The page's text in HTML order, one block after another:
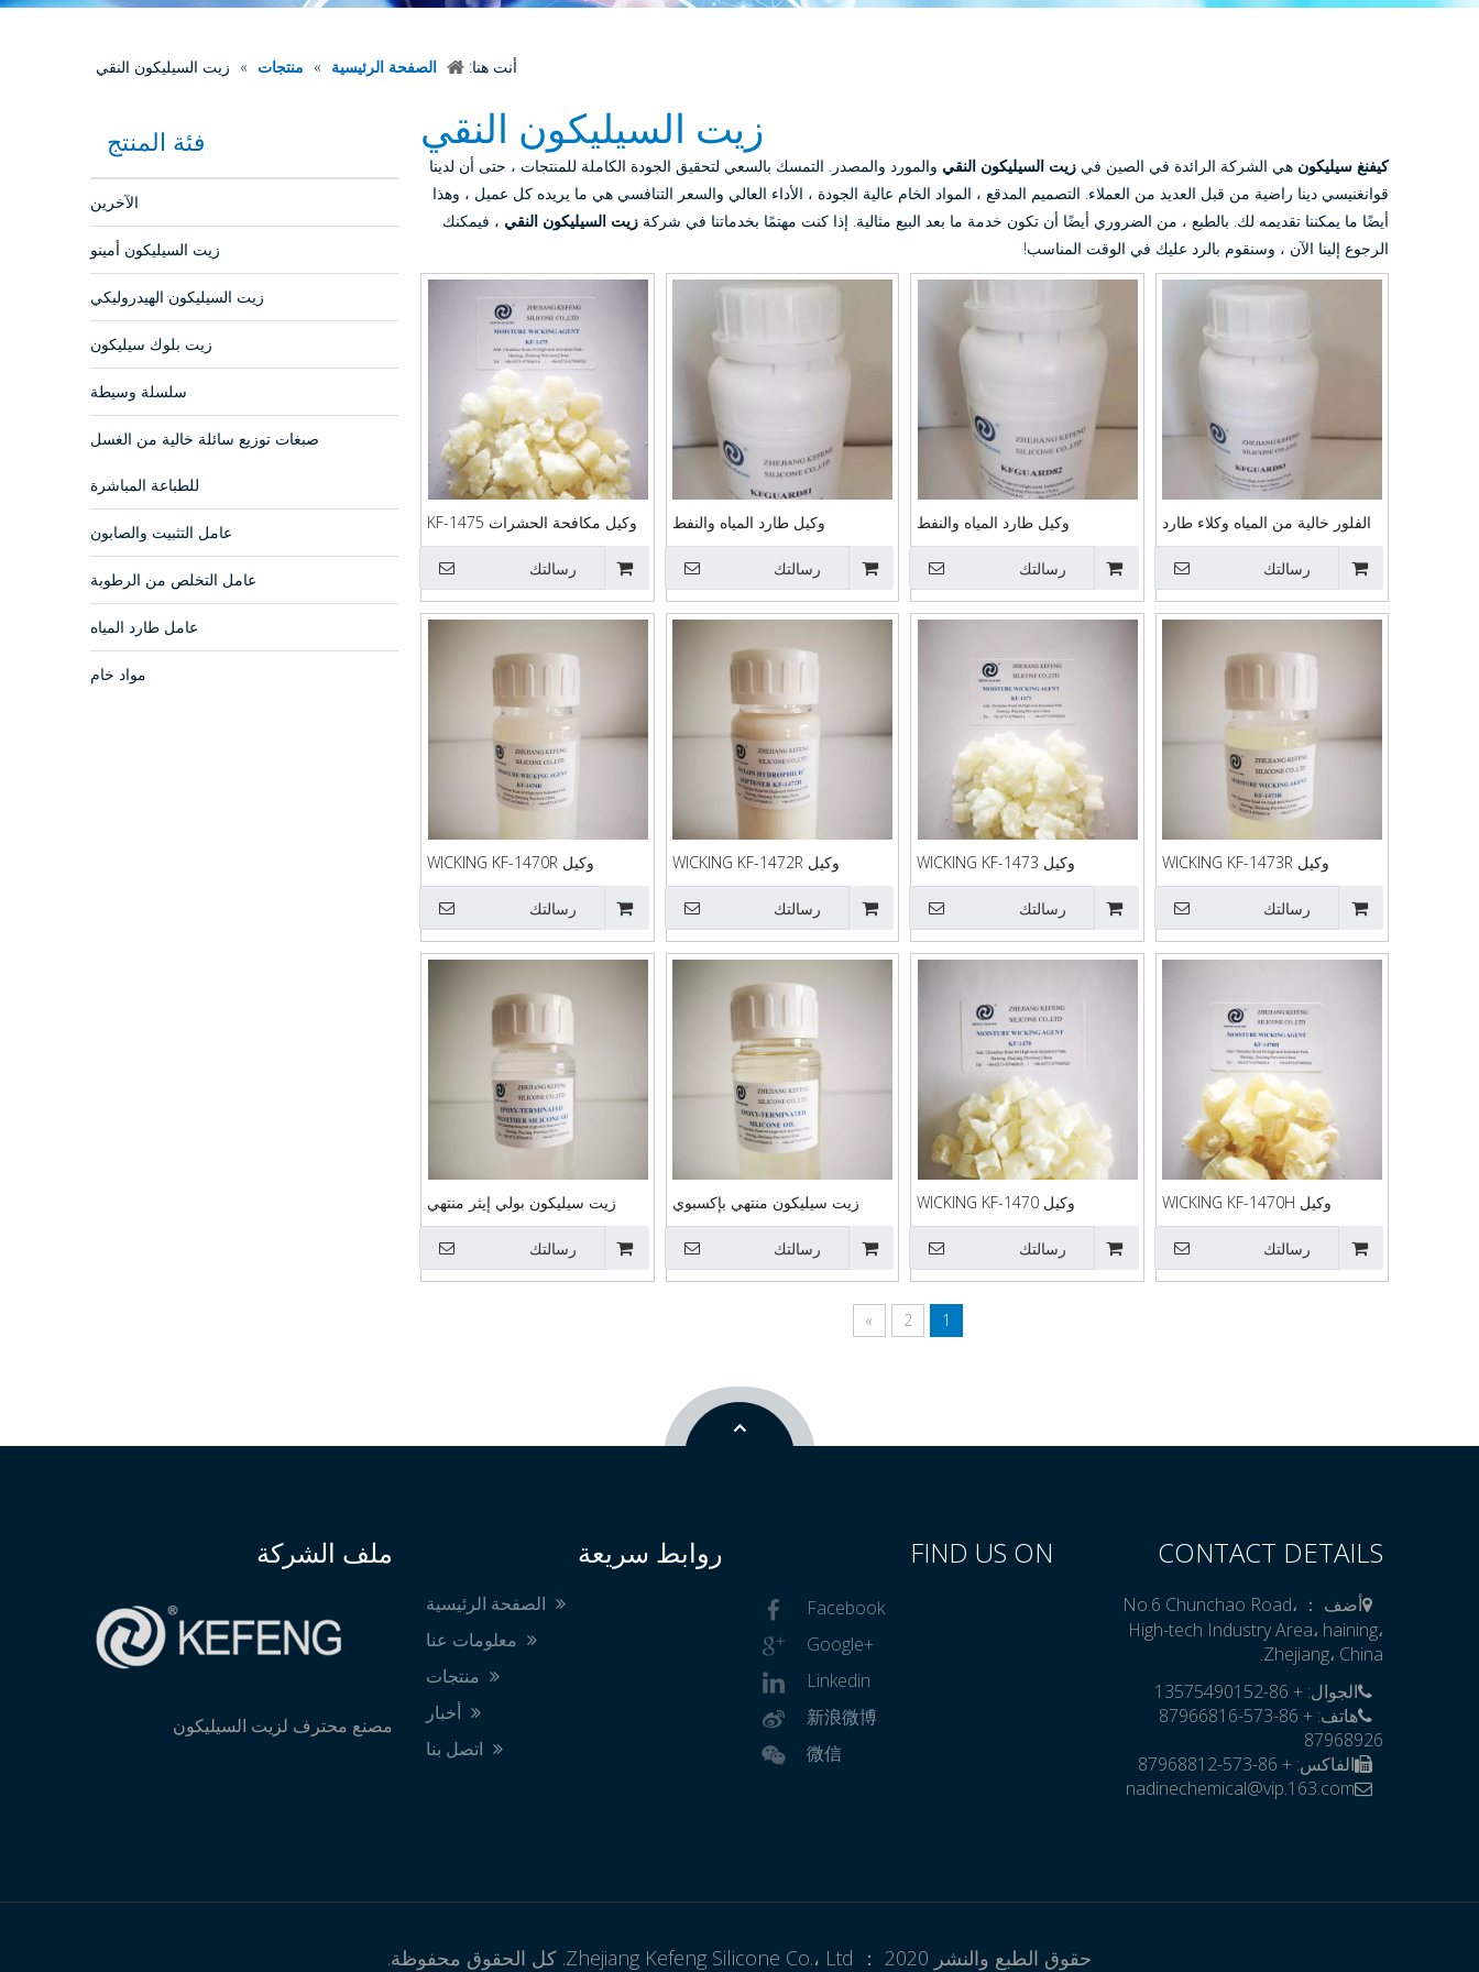
أنت هنا: الصفحة الرئيسية » منتجات » زيت السيليكون النقي
فئة المنتج
الآخرين
زيت السيليكون أمينو
زيت السيليكون الهيدروليكي
زيت بلوك سيليكون
سلسلة وسيطة
صبغات توزيع سائلة خالية من الغسل
للطباعة المباشرة
عامل التثبيت والصابون
عامل التخلص من الرطوبة
عامل طارد المياه
مواد خام
زيت السيليكون النقي
كيفنغ سيليكون هي الشركة الرائدة في الصين في زيت السيليكون النقي والمورد والمصدر. التمسك بالسعي لتحقيق الجودة الكاملة للمنتجات ، حتى أن لدينا
قوانغنيسي دينا راضية من قبل العديد من العملاء. التصميم المدقع ، المواد الخام عالية الجودة ، الأداء العالي والسعر التنافسي هي ما يريده كل عميل ، وهذا
أيضًا ما يمكننا تقديمه لك. بالطبع ، من الضروري أيضًا أن تكون خدمة ما بعد البيع مثالية. إذا كنت مهتمًا بخدماتنا في شركة زيت السيليكون النقي ، فيمكنك
الرجوع إلينا الآن ، وسنقوم بالرد عليك في الوقت المناسب!
الفلور خالية من المياه وكلاء طارد
النفط Kfguard83
رسالتك
وكيل طارد المياه والنفط
KFGUARD82
رسالتك
وكيل طارد المياه والنفط
KFGUARD81
رسالتك
وكيل مكافحة الحشرات KF-1475
رسالتك
وكيل WICKING KF-1473R
رسالتك
وكيل WICKING KF-1473
رسالتك
وكيل WICKING KF-1472R
رسالتك
وكيل WICKING KF-1470R
رسالتك
وكيل WICKING KF-1470H
رسالتك
وكيل WICKING KF-1470
رسالتك
زيت سيليكون منتهي بإكسبوي
رسالتك
زيت سيليكون بولي إيثر منتهي
بإكسبوي
رسالتك
1
2
»
ملف الشركة
مصنع محترف لزيت السيليكون
روابط سريعة FIND US ON
Facebook
Google+
Linkedin
新浪微博
微信
CONTACT DETAILS
أضف ： No.6 Chunchao Road،
High-tech Industry Area، haining،
Zhejiang، China.
الجوال: + 86-13575490152
هاتف: + 86-573-87966816
87968926
الفاكس: + 86-573-87968812

nadinechemical@vip.163.com
حقوق الطبع والنشر 2020 ： Zhejiang Kefeng Silicone Co.، Ltd. كل الحقوق محفوظة.